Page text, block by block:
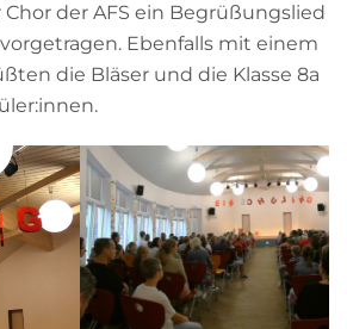
der AFS ein Begrüßungslied
Ebenfalls mit einem
die Bläser und die Klasse 8a